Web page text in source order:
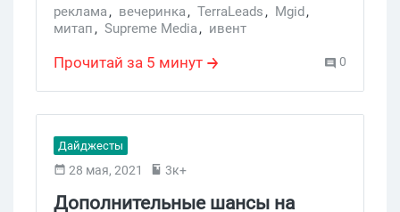
вступление писали, захотелось
повисеть в этом арбитражном раю.
Скорее читай условия, чтобы не
реклама, вечеринка, TerraLeads, Mgid,
митап, Supreme Media, ивент
Прочитай за 5 минут 0
Дайджесты
28 мая, 2021 3к+
Дополнительные шансы на